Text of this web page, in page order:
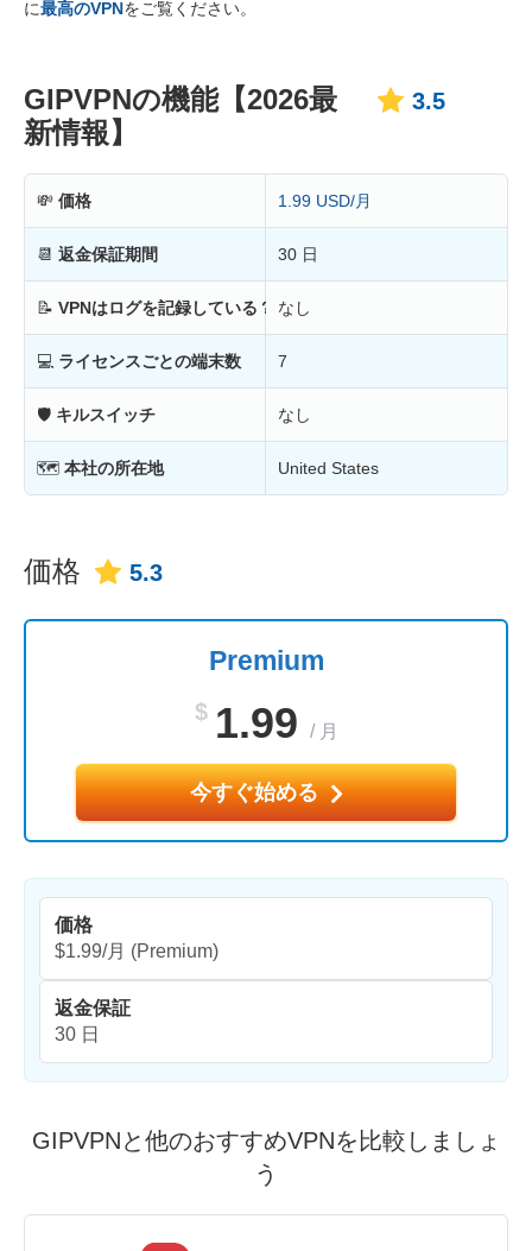
信頼性とサポート 3.3
に最高のVPNをご覧ください。
GIPVPNの機能【2026最
新情報】
3.5
💸 価格 1.99 USD/月
📆 返金保証期間 30 日
📝 VPNはログを記録している？ なし
💻 ライセンスごとの端末数 7
🛡 キルスイッチ なし
🗺 本社の所在地 United States
価格 5.3
Premium
$ 1.99 / 月
今すぐ始める
価格
$1.99/月 (Premium)
返金保証
30 日
GIPVPNと他のおすすめVPNを比較しましょ
う